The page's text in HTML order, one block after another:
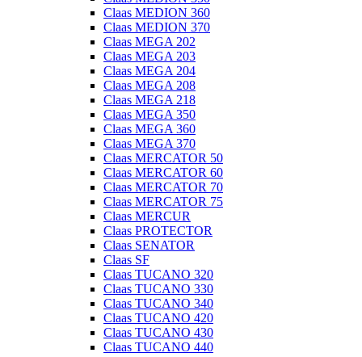
Claas MEDION 360
Claas MEDION 370
Claas MEGA 202
Claas MEGA 203
Claas MEGA 204
Claas MEGA 208
Claas MEGA 218
Claas MEGA 350
Claas MEGA 360
Claas MEGA 370
Claas MERCATOR 50
Claas MERCATOR 60
Claas MERCATOR 70
Claas MERCATOR 75
Claas MERCUR
Claas PROTECTOR
Claas SENATOR
Claas SF
Claas TUCANO 320
Claas TUCANO 330
Claas TUCANO 340
Claas TUCANO 420
Claas TUCANO 430
Claas TUCANO 440